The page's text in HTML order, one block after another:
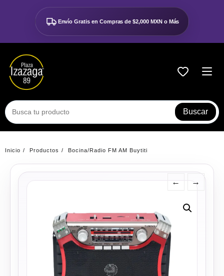
contenido
Envío Gratis en Compras de$2,000 MXN o Más
Buscar
Inicio Productos Bocina/Radio FM AM Buytiti
← →